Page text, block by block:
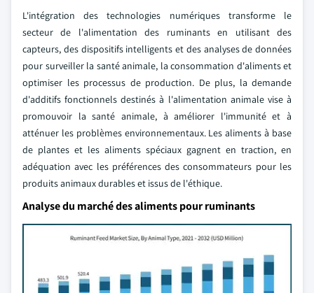
L'intégration des technologies numériques transforme le
secteur de l'alimentation des ruminants en utilisant des
capteurs, des dispositifs intelligents et des analyses de données
pour surveiller la santé animale, la consommation d'aliments et
optimiser les processus de production. De plus, la demande
d'additifs fonctionnels destinés à l'alimentation animale vise à
promouvoir la santé animale, à améliorer l'immunité et à
atténuer les problèmes environnementaux. Les aliments à base
de plantes et les aliments spéciaux gagnent en traction, en
adéquation avec les préférences des consommateurs pour les
produits animaux durables et issus de l'éthique.
Analyse du marché des aliments pour ruminants